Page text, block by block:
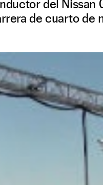
del Nissan
de cuarto de